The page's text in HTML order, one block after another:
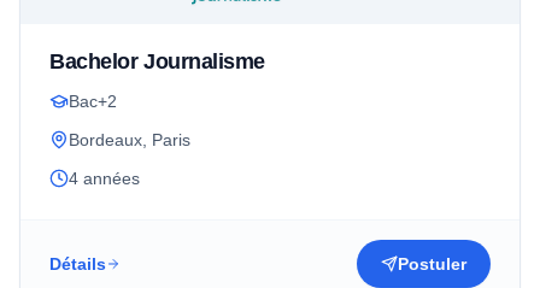
Bachelor Journalisme
Bac+2
Bordeaux, Paris
4 années
Détails Postuler